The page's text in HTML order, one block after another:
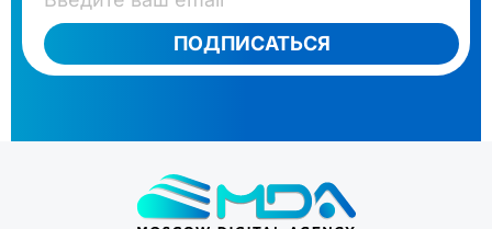
ПОДПИСАТЬСЯ